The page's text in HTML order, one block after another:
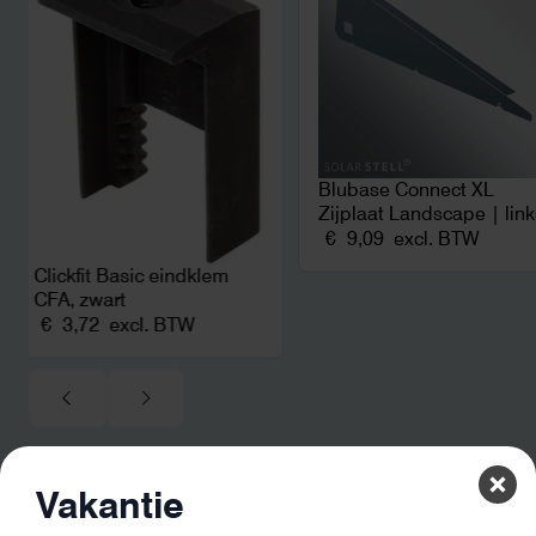
Clickfit Basic eindklem
CFA, zwart
€ 3,72 excl. BTW
Blubase Connect XL
Zijplaat Landscape |
€ 9,09 excl. BTW
Vakantie